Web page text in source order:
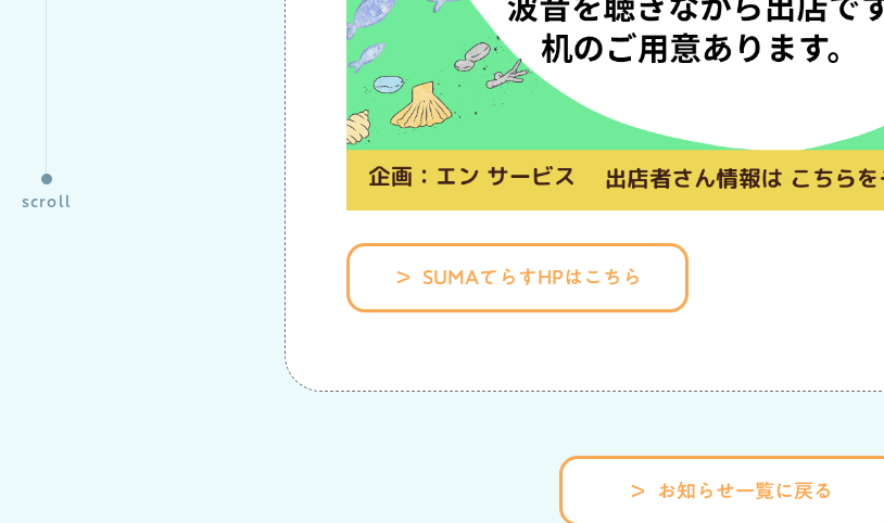
scroll
SUMAてらすHPはこちら
お知らせ一覧に戻る